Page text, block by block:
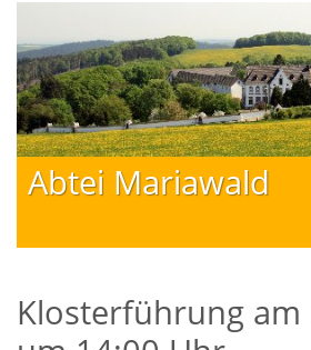
Abtei Mariawald
Klosterführung am